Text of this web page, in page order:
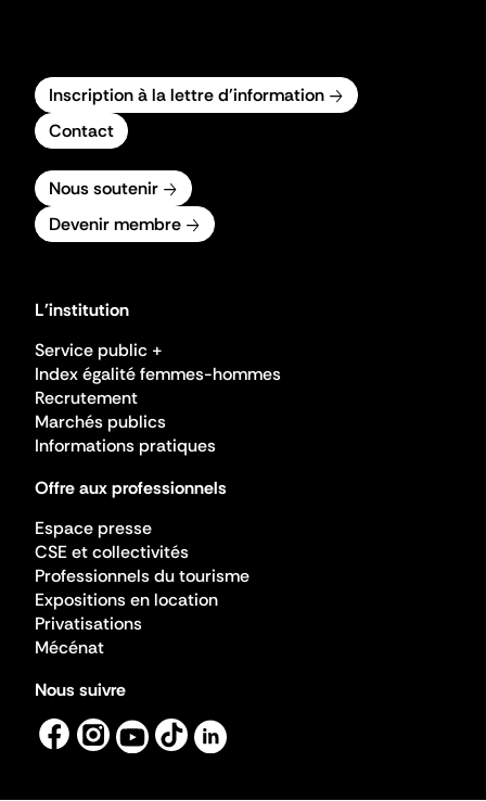
Inscription à la lettre d'information
Contact
Nous soutenir
Devenir membre
L'institution
Service public +
Index égalité femmes-hommes
Recrutement
Marchés publics
Informations pratiques
Offre aux professionnels
Espace presse
CSE et collectivités
Professionnels du tourisme
Expositions en location
Privatisations
Mécénat
Nous suivre